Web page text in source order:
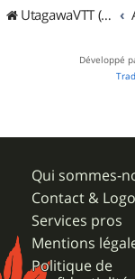
UtagawaVTT (Randos VTT et VTTAE avec traces GPS)
Développé
Qui sommes-
Contact &
Services pros
Mentions
Politique de